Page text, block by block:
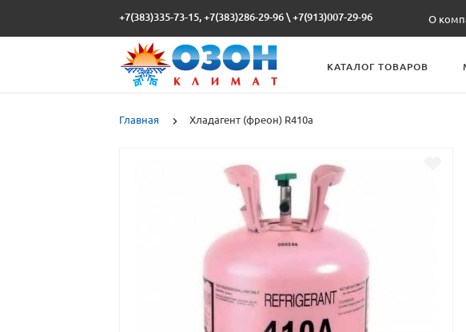
+7(383)335-73-15, +7(383)286-29-96 \+7(913)007-29-96 О
КАТАЛОГ ТОВАРОВ
Главная Хладагент (фреон) R410a